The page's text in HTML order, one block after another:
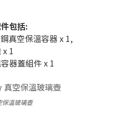
包括:
真空保溫容器x 1,
x 1
器蓋組件x 1
溫玻璃壺